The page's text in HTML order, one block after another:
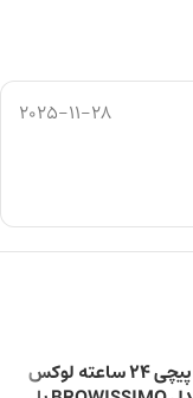
2025-11-28
مداد ابرو پیچی 24 ساعته لوکس